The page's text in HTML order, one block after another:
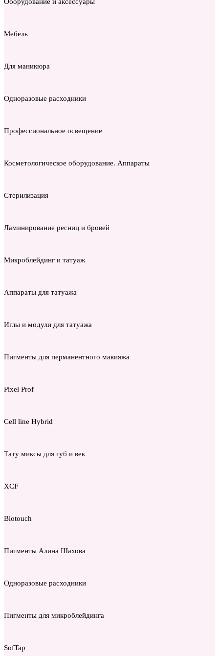
Мебель
Для маникюра
Одноразовые расходники
Профессиональное освещение
Косметологическое оборудование. Аппараты
Стерилизация
Ламинирование ресниц и бровей
Микроблейдинг и татуаж
Аппараты для татуажа
Иглы и модули для татуажа
Пигменты для перманентного макияжа
Pixel Prof
Cell line Hybrid
Тату миксы для губ и век
XCF
Biotouch
Пигменты Алина Шахова
Одноразовые расходники
Пигменты для микроблейдинга
SofTap